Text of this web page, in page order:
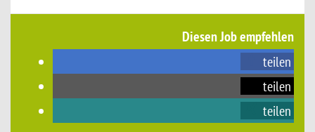
Diesen Job empfehlen
teilen
teilen
teilen